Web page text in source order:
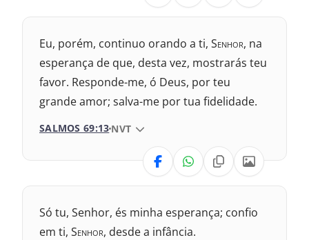
2017 – Nova Almeida Atualizada
2009 – Almeida Revisada e Corrigida
1969 – Almeida Revisada e Corrigida
1993 – Almeida Revisada e Atualizada
Eu, porém, continuo orando a ti, Senhor, na
esperança de que, desta vez, mostrarás teu
favor. Responde-me, ó Deus, por teu
grande amor; salva-me por tua fidelidade.
SALMOS 69:13 VERSÃO DA BÍBLIA
NVT
VERSÃO
2017 – Nova Almeida Atualizada
Só tu, Senhor, és minha esperança; confio
em ti, Senhor, desde a infância.